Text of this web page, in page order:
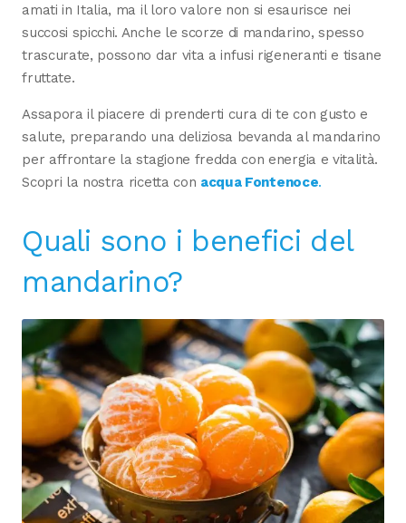
amati in Italia, ma il loro valore non si esaurisce nei
succosi spicchi. Anche le scorze di mandarino, spesso
trascurate, possono dar vita a infusi rigeneranti e tisane
fruttate.
Assapora il piacere di prenderti cura di te con gusto e
salute, preparando una deliziosa bevanda al mandarino
per affrontare la stagione fredda con energia e vitalità.
Scopri la nostra ricetta con acqua Fontenoce.
Quali sono i benefici del
mandarino?